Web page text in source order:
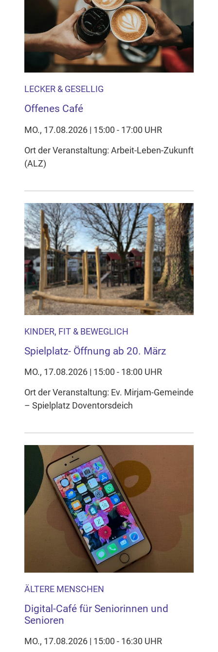
Inhalten Cookies auf Ihrem Gerät setzt, z.B. zwecks
Reichweitenmessung und profilbasierter Werbung.
Näheres s.zur Datenschutzerklärung
Hier können Sie Ihre Cookie-
Einstellungen anpassen
LECKER & GESELLIG
Offenes Café
MO., 17.08.2026 | 15:00 - 17:00 UHR
Ort der Veranstaltung: Arbeit-Leben-Zukunft
(ALZ)
KINDER, FIT & BEWEGLICH
Spielplatz- Öffnung ab 20. März
MO., 17.08.2026 | 15:00 - 18:00 UHR
Ort der Veranstaltung: Ev. Mirjam-Gemeinde
– Spielplatz Doventorsdeich
ÄLTERE MENSCHEN
Digital-Café für Seniorinnen und
Senioren
MO., 17.08.2026 | 15:00 - 16:30 UHR